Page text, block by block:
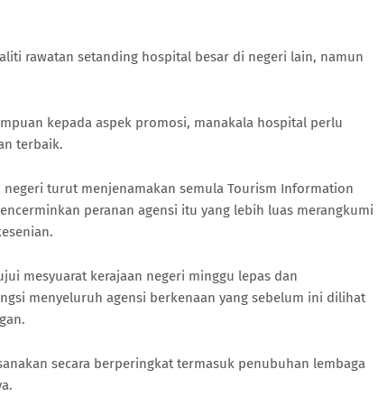
rawatan setanding hospital besar di negeri lain, namun
kepada aspek promosi, manakala hospital perlu
terbaik.
turut menjenamakan semula Tourism Information
peranan agensi itu yang lebih luas merangkumi
mesyuarat kerajaan negeri minggu lepas dan
menyeluruh agensi berkenaan yang sebelum ini dilihat
secara berperingkat termasuk penubuhan lembaga